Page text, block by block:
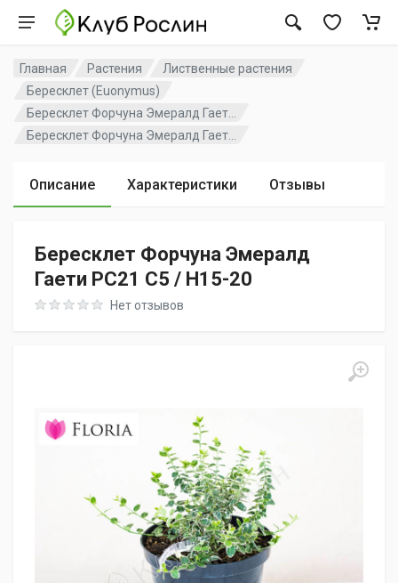
Главная Растения
Лиственные растения
Бересклет (Euonymus)
Бересклет Форчуна Эмералд Гает...
Бересклет Форчуна Эмералд Гает...
Описание Характеристики Отзывы
Бересклет Форчуна Эмералд
Гаети PC21 C5 / H15-20
Rating: 0 out of 5Нет отзывов